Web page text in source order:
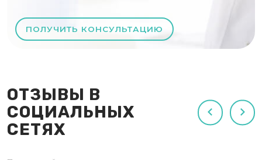
ПОЛУЧИТЬ КОНСУЛЬТАЦИЮ
ОТЗЫВЫ В
СОЦИАЛЬНЫХ
СЕТЯХ